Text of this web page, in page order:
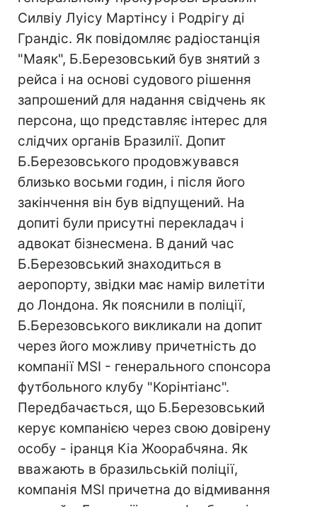
Силвіу Луісу Мартінсу і Родрігу ді
Грандіс. Як повідомляє радіостанція
"Маяк", Б.Березовський був знятий з
рейса і на основі судового рішення
запрошений для надання свідчень як
персона, що представляє інтерес для
слідчих органів Бразилії. Допит
Б.Березовського продовжувався
близько восьми годин, і після його
закінчення він був відпущений. На
допиті були присутні перекладач і
адвокат бізнесмена. В даний час
Б.Березовський знаходиться в
аеропорту, звідки має намір вилетіти
до Лондона. Як пояснили в поліції,
Б.Березовського викликали на допит
через його можливу причетність до
компанії MSI - генерального спонсора
футбольного клубу "Корінтіанс".
Передбачається, що Б.Березовський
керує компанією через свою довірену
особу - іранця Кіа Жоорабчяна. Як
вважають в бразильській поліції,
компанія MSI причетна до відмивання